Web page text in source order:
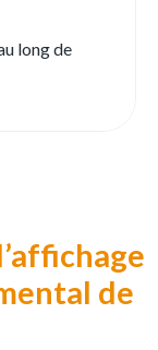
long de
de